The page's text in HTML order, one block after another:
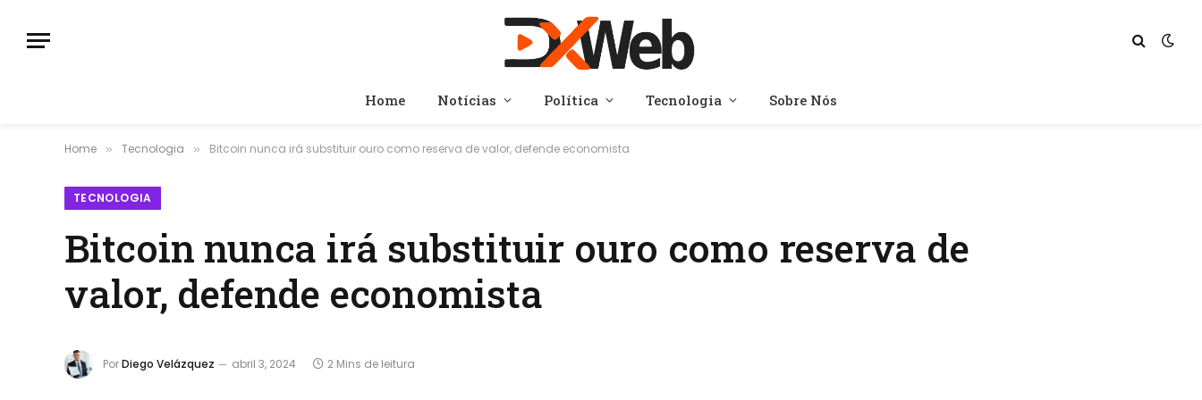
Home Notícias Política Tecnologia Sobre Nós
Home » Tecnologia » Bitcoin nunca irá substituir ouro como reserva de valor, defende economista
TECNOLOGIA
Bitcoin nunca irá substituir ouro como reserva de
valor, defende economista
PorDiego Velázquez abril 3, 2024 2 Mins de leitura